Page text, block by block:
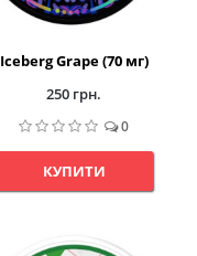
Iceberg Grape (70 мг)
250 грн.
0
КУПИТИ